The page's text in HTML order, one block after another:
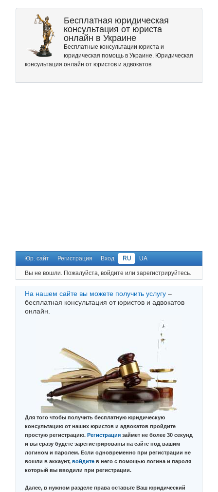
Бесплатная юридическая
консультация от юриста
онлайн в Украине
Бесплатные консультации юриста и
юридическая помощь в Украине. Юридическая
консультация онлайн от юристов и адвокатов
Юр. сайт Регистрация Вход RU UA
Вы не вошли. Пожалуйста, войдите или зарегистрируйтесь.
На нашем сайте вы можете получить услугу –
бесплатная консультация от юристов и адвокатов
онлайн.
Для того чтобы получить бесплатную юридическую
консультацию от наших юристов и адвокатов пройдите
простую регистрацию. Регистрация займет не более 30 секунд
и вы сразу будете зарегистрированы на сайте под вашим
логином и паролем. Если одновременно при регистрации не
вошли в аккаунт, войдите в него с помощью логина и пароля
который вы вводили при регистрации.
Далее, в нужном разделе права оставьте Ваш юридический